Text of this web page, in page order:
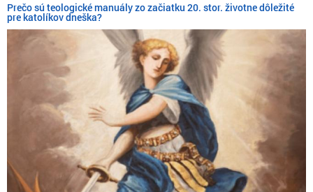
Prečo sú teologické manuály zo začiatku 20. stor. životne dôležité
pre katolíkov dneška?